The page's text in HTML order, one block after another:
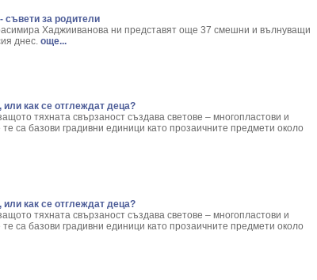
съвети за родители
Хаджииванова ни представят oще 37 смешни и вълнуващи
днес. още...
как се отглеждат деца?
тяхната свързаност създава светове – многопластови и
са базови градивни единици като прозаичните предмети около
как се отглеждат деца?
тяхната свързаност създава светове – многопластови и
са базови градивни единици като прозаичните предмети около